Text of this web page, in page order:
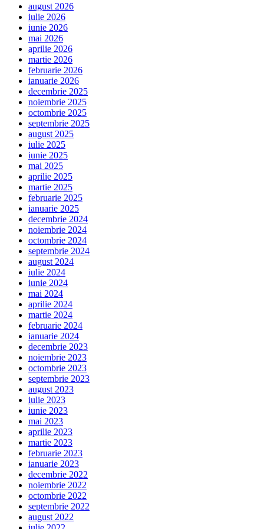
august 2026
iulie 2026
iunie 2026
mai 2026
aprilie 2026
martie 2026
februarie 2026
ianuarie 2026
decembrie 2025
noiembrie 2025
octombrie 2025
septembrie 2025
august 2025
iulie 2025
iunie 2025
mai 2025
aprilie 2025
martie 2025
februarie 2025
ianuarie 2025
decembrie 2024
noiembrie 2024
octombrie 2024
septembrie 2024
august 2024
iulie 2024
iunie 2024
mai 2024
aprilie 2024
martie 2024
februarie 2024
ianuarie 2024
decembrie 2023
noiembrie 2023
octombrie 2023
septembrie 2023
august 2023
iulie 2023
iunie 2023
mai 2023
aprilie 2023
martie 2023
februarie 2023
ianuarie 2023
decembrie 2022
noiembrie 2022
octombrie 2022
septembrie 2022
august 2022